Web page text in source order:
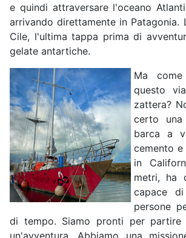
e quindi attraversare l'oceano
arrivando direttamente in Patagonia.
Cile, l'ultima tappa prima di
gelate antartiche.
Ma
questo
zattera?
certo
barca a
cemento e
in
metri, ha
capace
persone
di tempo. Siamo pronti per